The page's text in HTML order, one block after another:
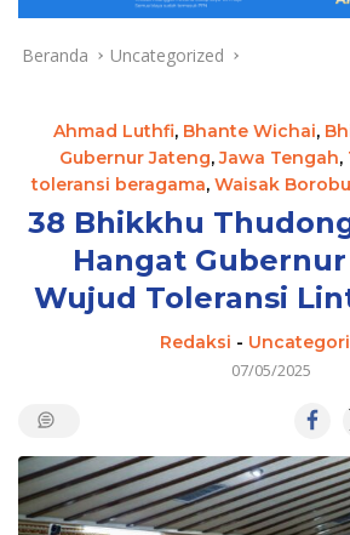
Beranda Uncategorized
Ahmad Luthfi, Bhante Wichai,
Gubernur Jateng,Jawa Tengah,
toleransi beragama, Waisak
38 Bhikkhu
Hangat
Wujud Toleransi
Redaksi -
07/05/2025